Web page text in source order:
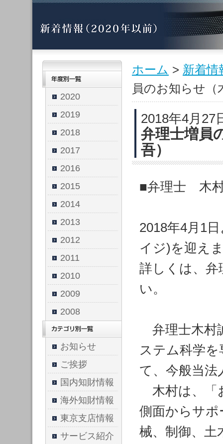
ホーム > 新着情
員のお知らせ（
2018年4月27
弁理士増員
吾）
■弁理士 木
2018年4月1
イジ)を迎え
詳しくは、弁
い。
弁理士木村
ステム科学
て、今般当法
木村は、「
側面からサ
械、制御、土
2020
2019
2018
2017
2016
2015
2014
2013
2012
2011
2010
2009
2008
お知らせ
ご挨拶
国内知財情報
海外知財情報
東京支店情報
サービス紹介